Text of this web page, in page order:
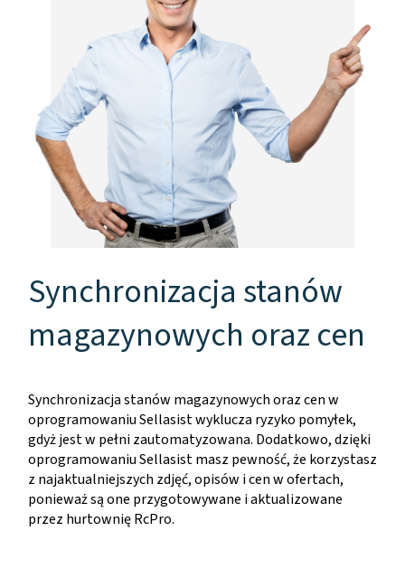
Synchronizacja stanów
magazynowych oraz cen
Synchronizacja stanów magazynowych oraz cen w
oprogramowaniu Sellasist wyklucza ryzyko pomyłek,
gdyż jest w pełni zautomatyzowana. Dodatkowo, dzięki
oprogramowaniu Sellasist masz pewność, że korzystasz
z najaktualniejszych zdjęć, opisów i cen w ofertach,
ponieważ są one przygotowywane i aktualizowane
przez hurtownię RcPro.